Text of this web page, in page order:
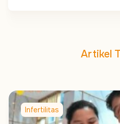
Artikel
Infertilitas